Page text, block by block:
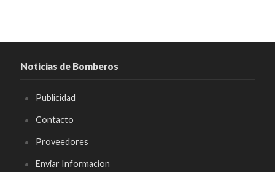
Noticias de Bomberos
Publicidad
Contacto
Proveedores
Enviar Informacion